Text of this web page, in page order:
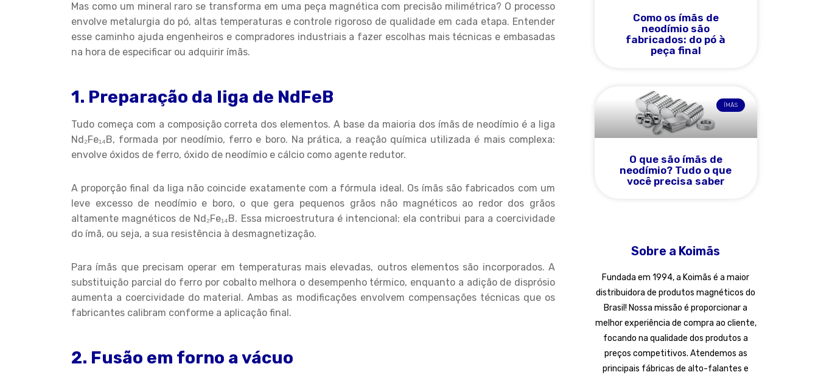
Mas como um mineral raro se transforma em uma peça magnética com precisão milimétrica? O processo
envolve metalurgia do pó, altas temperaturas e controle rigoroso de qualidade em cada etapa. Entender
esse caminho ajuda engenheiros e compradores industriais a fazer escolhas mais técnicas e embasadas
na hora de especificar ou adquirir ímãs.
1. Preparação da liga de NdFeB
Tudo começa com a composição correta dos elementos. A base da maioria dos ímãs de neodímio é a liga
Nd₂Fe₁₄B, formada por neodímio, ferro e boro. Na prática, a reação química utilizada é mais complexa:
envolve óxidos de ferro, óxido de neodímio e cálcio como agente redutor.
A proporção final da liga não coincide exatamente com a fórmula ideal. Os ímãs são fabricados com um
leve excesso de neodímio e boro, o que gera pequenos grãos não magnéticos ao redor dos grãos
altamente magnéticos de Nd₂Fe₁₄B. Essa microestrutura é intencional: ela contribui para a coercividade
do ímã, ou seja, a sua resistência à desmagnetização.
Para ímãs que precisam operar em temperaturas mais elevadas, outros elementos são incorporados. A
substituição parcial do ferro por cobalto melhora o desempenho térmico, enquanto a adição de disprósio
aumenta a coercividade do material. Ambas as modificações envolvem compensações técnicas que os
fabricantes calibram conforme a aplicação final.
2. Fusão em forno a vácuo
Como os ímãs de
neodímio são
fabricados: do pó à
peça final
ÍMÃS
O que são ímãs de
neodímio? Tudo o que
você precisa saber
Sobre a Koimãs
Fundada em 1994, a Koimãs é a maior
distribuidora de produtos magnéticos do
Brasil! Nossa missão é proporcionar a
melhor experiência de compra ao cliente,
focando na qualidade dos produtos a
preços competitivos. Atendemos as
principais fábricas de alto-falantes e